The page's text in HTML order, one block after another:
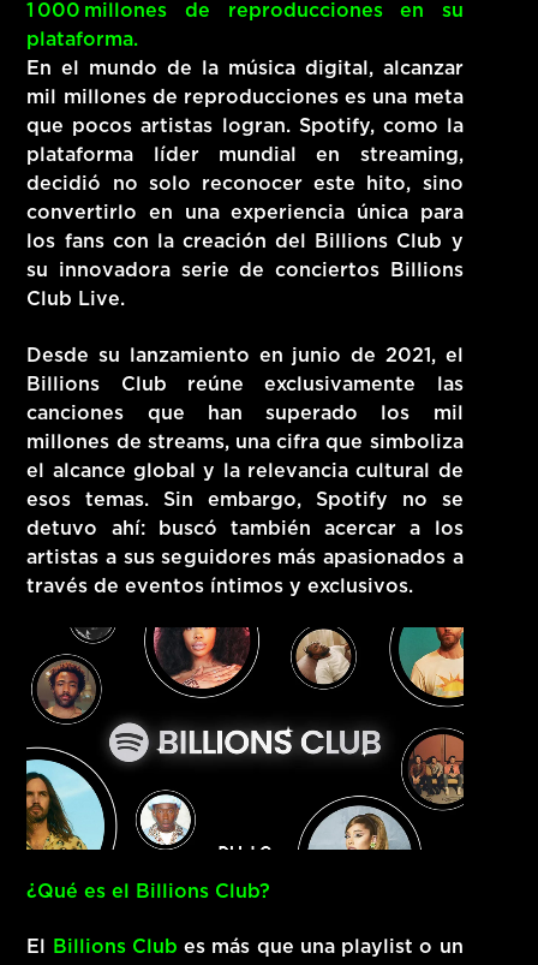
Hits – 96.5 FM
1 000 millones de reproducciones en su
plataforma.
En el mundo de la música digital, alcanzar
mil millones de reproducciones es una meta
que pocos artistas logran. Spotify, como la
plataforma líder mundial en streaming,
decidió no solo reconocer este hito, sino
convertirlo en una experiencia única para
los fans con la creación del
Billions Club y
su innovadora serie de conciertos
Billions
Club Live.
Desde su lanzamiento en junio de 2021, el
Billions Club reúne exclusivamente las
canciones que han superado los mil
millones de streams, una cifra que simboliza
el alcance global y la relevancia cultural de
esos temas. Sin embargo, Spotify no se
detuvo ahí: buscó también acercar a los
artistas a sus seguidores más apasionados a
través de eventos íntimos y exclusivos.
¿Qué es el Billions Club?
El Billions Club es más que una playlist o un